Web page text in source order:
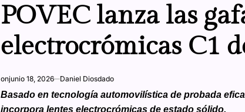
POVEC lanza las
electrocrómicas C1
onjunio 18, 2026 Daniel Diosdado
Basado en tecnología automovilística de probada
incorpora lentes electrocrómicas de estado sólido.